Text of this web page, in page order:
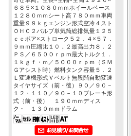
６８５×１０８０ｍｍホイールベース
１２８０ｍｍシート高７８０ｍｍ車両
重量９９ｋｇエンジン形式空冷４スト
ＯＨＣ２バルブ単気筒総排気量１２５
ｃｃボア×ストローク５２．４×５７．
９ｍｍ圧縮比１０．２最高出力８．２
ＰＳ／６５００ｒｐｍ最大トルク１．
１ｋｇｆ・ｍ／５０００ｒｐｍ（ＳＭ
Ｇアシスト時）燃料タンク容量５．２
Ｌ変速機形式Ｖベルト無段階自動変速
タイヤサイズ（前・後）９０／９０－
１２・１１０／９０－１０ブレーキ形
式（前・後） １９０ｍｍディス
ク・ １３０ｍｍドラム